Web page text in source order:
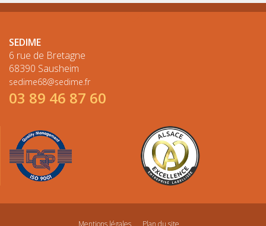
SEDIME
6 rue de Bretagne
68390 Sausheim
sedime68@sedime.fr
03 89 46 87 60
Mentions légales Plan du site